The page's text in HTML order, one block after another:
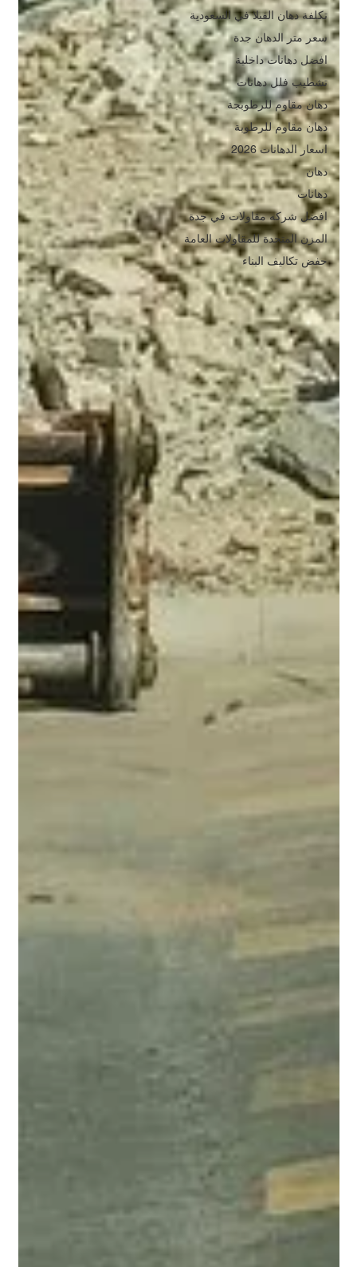
تكلفة دهان الفيلا في السعودية
سعر متر الدهان جدة
افضل دهانات داخلية
تشطيب فلل دهانات
دهان مقاوم للرطوبجة
دهان مقاوم للرطوبة
اسعار الدهانات 2026
دهان
دهانات
افضل شركه مقاولات في جدة
المزن المتحدة للمقاولات العامة
حفض تكاليف البناء